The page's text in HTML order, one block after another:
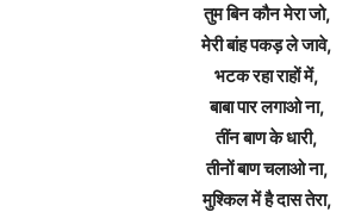
तुम बिन कौन मेरा जो,
मेरी बांह पकड़ ले जावे,
भटक रहा राहों में,
बाबा पार लगाओ ना,
तींन बाण के धारी,
तीनों बाण चलाओ ना,
मुश्किल में है दास तेरा,